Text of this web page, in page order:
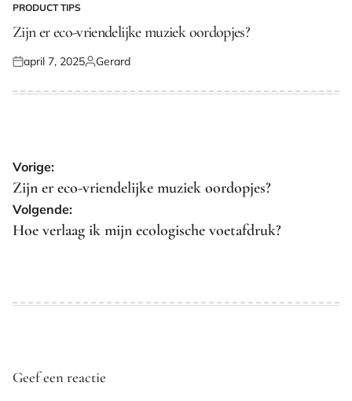
GEPLAATST
IN
PRODUCT TIPS
Zijn er eco-vriendelijke muziek oordopjes?
Geplaatst
april 7, 2025Geplaatst
Gerard
Bericht
navigatie
Vorige:
Zijn er eco-vriendelijke muziek oordopjes?
Volgende:
Hoe verlaag ik mijn ecologische voetafdruk?
Geef een reactie